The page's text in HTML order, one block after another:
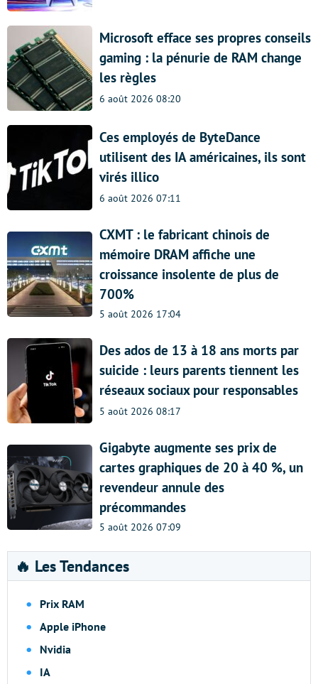
Microsoft efface ses propres conseils
gaming : la pénurie de RAM change
les règles
6 août 2026 08:20
Ces employés de ByteDance
utilisent des IA américaines, ils sont
virés illico
6 août 2026 07:11
CXMT : le fabricant chinois de
mémoire DRAM affiche une
croissance insolente de plus de
700%
5 août 2026 17:04
Des ados de 13 à 18 ans morts par
suicide : leurs parents tiennent les
réseaux sociaux pour responsables
5 août 2026 08:17
Gigabyte augmente ses prix de
cartes graphiques de 20 à 40 %, un
revendeur annule des
précommandes
5 août 2026 07:09
🔥 Les Tendances
Prix RAM
Apple iPhone
Nvidia
IA